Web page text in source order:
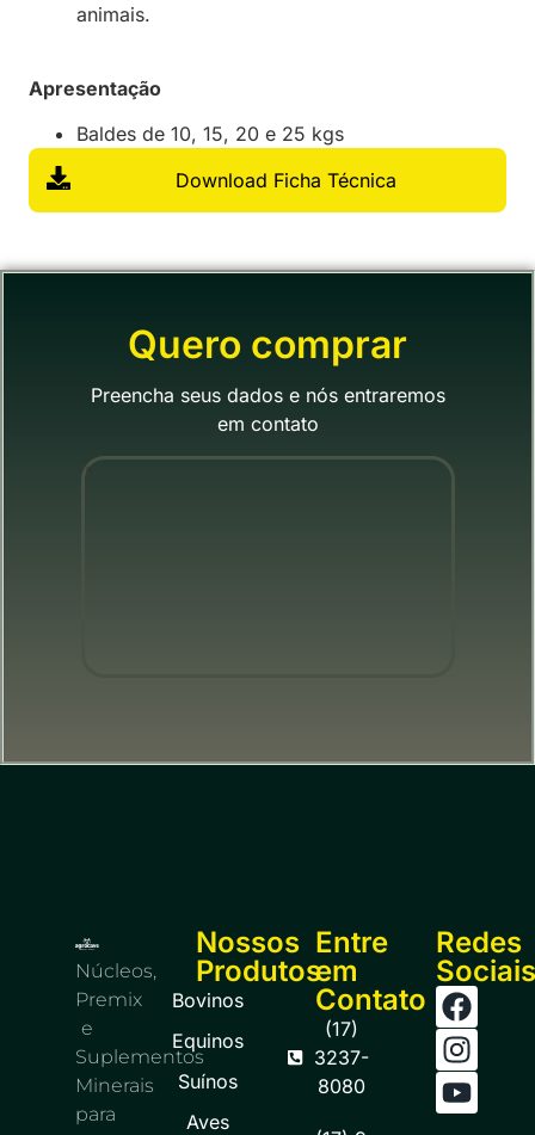
animais.
Apresentação
Baldes de 10, 15, 20 e 25 kgs
Download Ficha Técnica
Quero comprar
Preencha seus dados e nós entraremos
em contato
"
Núcleos,
Premix
e
Suplementos
Minerais
para
Nossos
Produtos
Bovinos
Equinos
Suínos
Aves
Entre
em
Contato
(17)
3237-
8080
Redes